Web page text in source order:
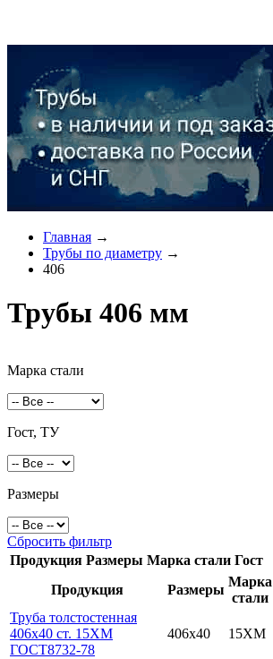
Главная →
Трубы по диаметру →
406
Трубы 406 мм
Марка стали
Гост, ТУ
Размеры
Сбросить фильтр
Продукция Размеры Марка стали Гост
Продукция
Размеры
Марка
стали
Труба толстостенная
406х40 ст. 15ХМ
ГОСТ8732-78
406х40 15ХМ